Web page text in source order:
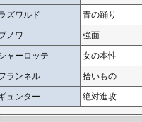
ズワルド 青の踊り
ノワ 強面
ャーロッテ 女の本性
ランネル 拾いもの
ュンター 絶対進攻